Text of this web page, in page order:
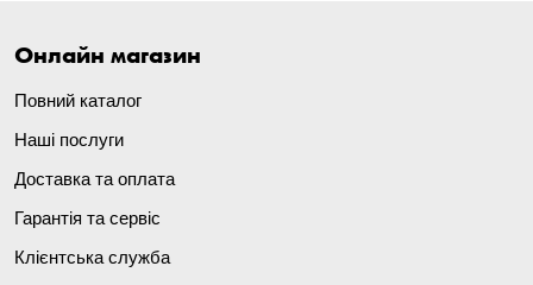
Онлайн магазин
Повний каталог
Наші послуги
Доставка та оплата
Гарантія та сервіс
Клієнтська служба